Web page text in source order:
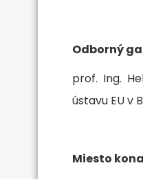
Odborný
prof. Ing.
ústavu EU v
Miesto